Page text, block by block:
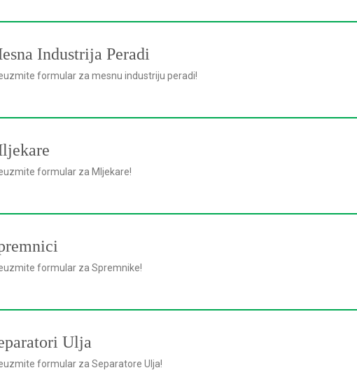
Industrija Peradi
formular za mesnu industriju peradi!
formular za Mljekare!
formular za Spremnike!
Ulja
formular za Separatore Ulja!